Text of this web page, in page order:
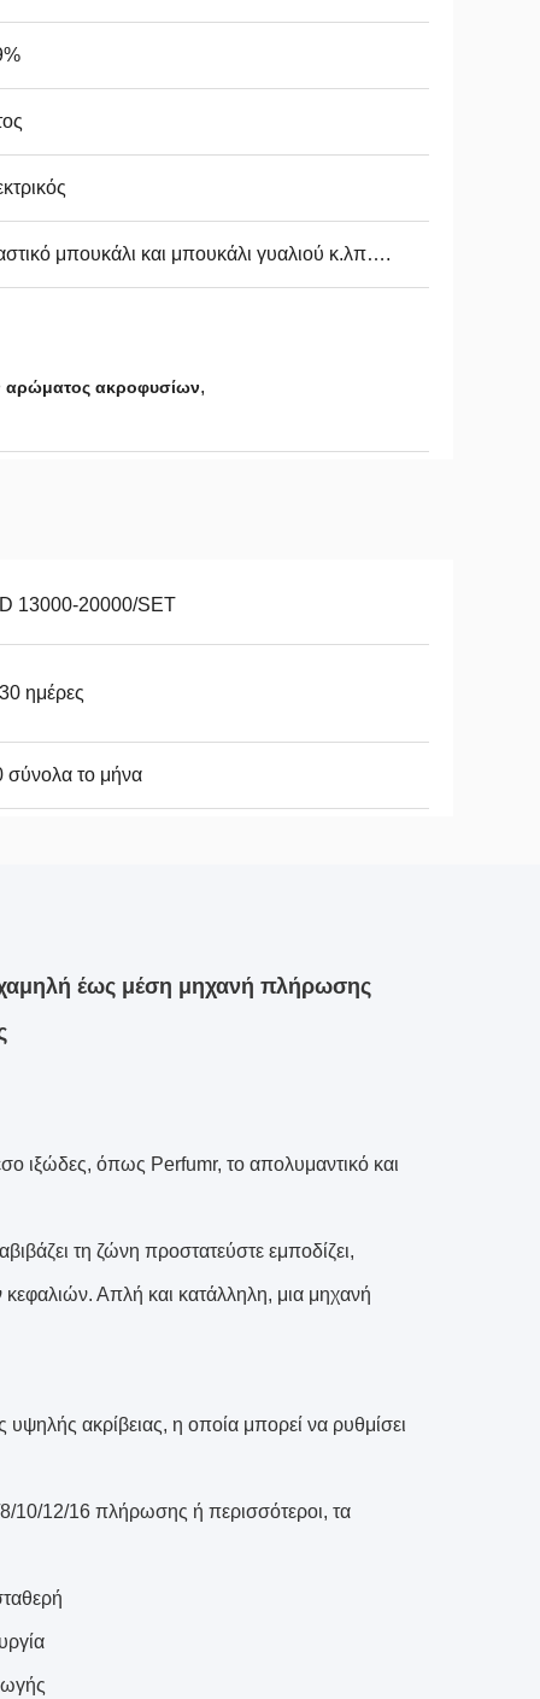
μπουκάλι και μπουκάλι γυαλιού κ.λπ….
ακροφυσίων,
13000-20000/SET
ημέρες
σύνολα το μήνα
έως μέση μηχανή πλήρωσης
ιξώδες, όπως Perfumr, το απολυμαντικό και
τη ζώνη προστατεύστε εμποδίζει,
Απλή και κατάλληλη, μια μηχανή
ακρίβειας, η οποία μπορεί να ρυθμίσει
10/12/16 πλήρωσης ή περισσότεροι, τα